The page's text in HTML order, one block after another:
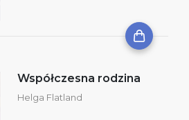
Współczesna rodzina
Helga Flatland